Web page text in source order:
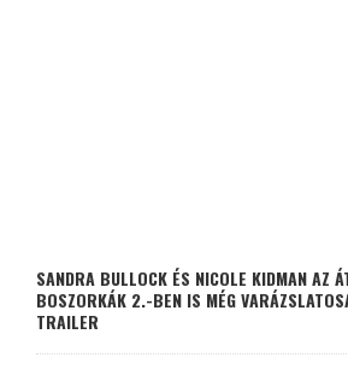
SANDRA BULLOCK ÉS NICOLE KIDMAN AZ
BOSZORKÁK 2.-BEN IS MÉG
TRAILER